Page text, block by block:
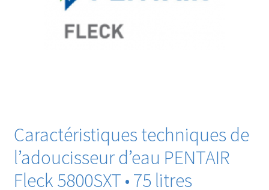
Caractéristiques techniques de
l’adoucisseur d’eau PENTAIR
Fleck 5800SXT • 75 litres